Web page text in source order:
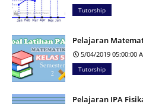
Tutorship
Pelajaran
5/04/2019 05:00:00
Tutorship
Pelajaran IPA